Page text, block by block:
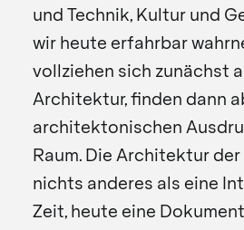
und Technik, Kultur und
wir heute erfahrbar
vollziehen sich zunächst
Architektur, finden dann
architektonischen
Raum. Die Architektur
nichts anderes als eine
Zeit, heute eine